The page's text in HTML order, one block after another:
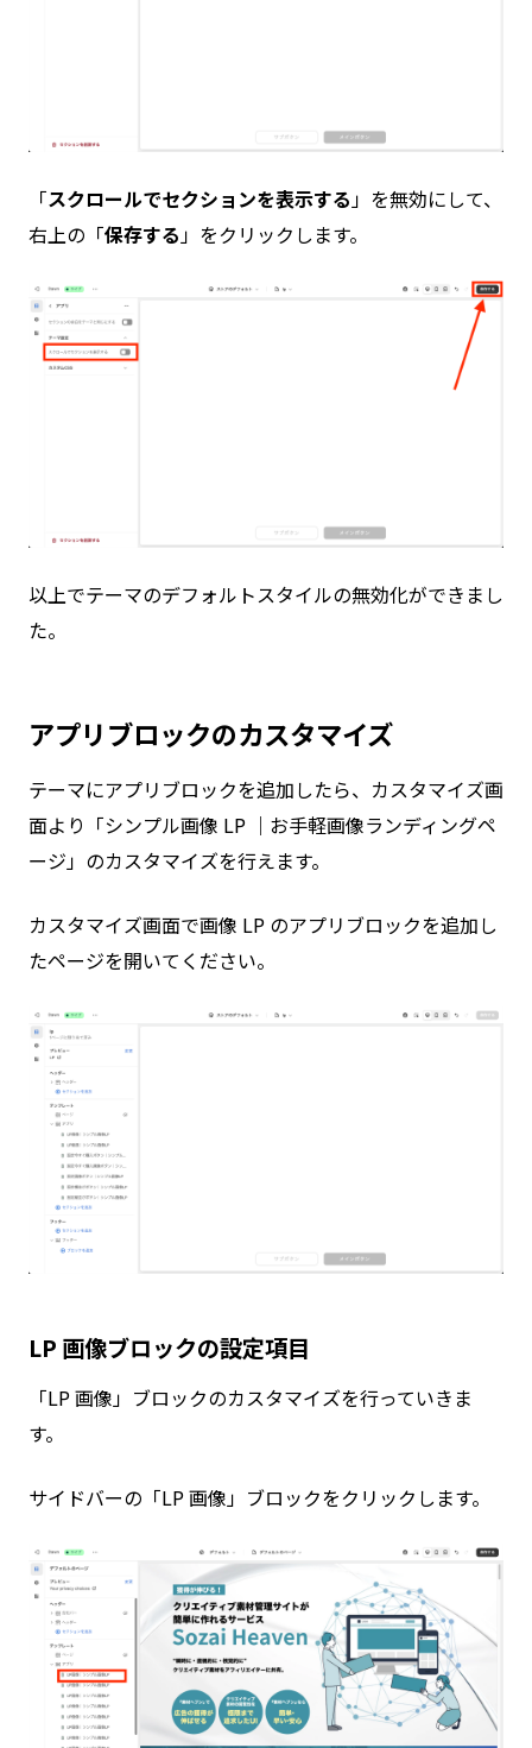
「スクロールでセクションを表示する 」を無効にして、
右上の「保存する 」をクリックします。
以上でテーマのデフォルトスタイルの無効化ができまし
た。
アプリブロックのカスタマイズ
テーマにアプリブロックを追加したら、カスタマイズ画
面より「シンプル画像 LP ｜お手軽画像ランディングペ
ージ」のカスタマイズを行えます。
カスタマイズ画面で画像 LP のアプリブロックを追加し
たページを開いてください。
LP 画像ブロックの設定項目
「LP 画像」ブロックのカスタマイズを行っていきま
す。
サイドバーの「LP 画像」ブロックをクリックします。